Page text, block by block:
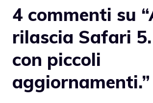
4 commenti su
rilascia Safari
con piccoli
aggiornamenti.”